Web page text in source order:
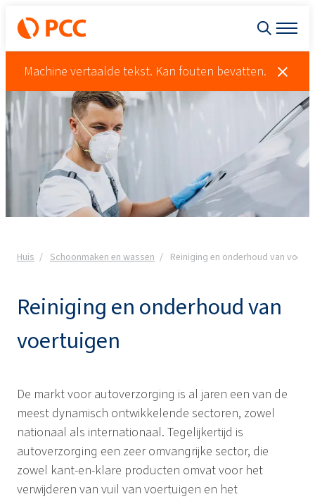
Machine vertaalde tekst. Kan fouten bevatten.
Huis Schoonmaken en wassen Reiniging en onderhoud van
Reiniging en onderhoud van
voertuigen
De markt voor autoverzorging is al jaren een van de
meest dynamisch ontwikkelende sectoren, zowel
nationaal als internationaal. Tegelijkertijd is
autoverzorging een zeer omvangrijke sector, die
zowel kant-en-klare producten omvat voor het
verwijderen van vuil van voertuigen en het